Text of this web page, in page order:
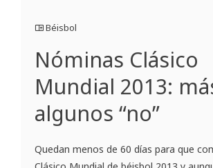
Béisbol
Nóminas Clásico
Mundial 2013:
algunos “no”
Quedan menos de 60 días para que